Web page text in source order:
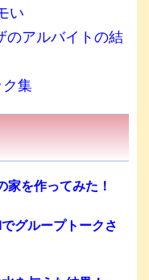
い
のアルバイトの結
集
家を作ってみた！
グループトークさ